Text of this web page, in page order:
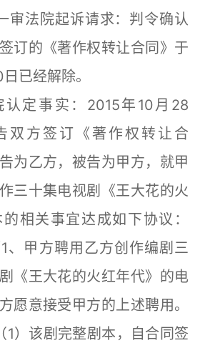
法院起诉请求：判令确认
订的《著作权转让合同》于
已经解除。
定事实：2015年10月28
双方签订《著作权转让合
为乙方，被告为甲方，就甲
三十集电视剧《王大花的火
相关事宜达成如下协议：
、甲方聘用乙方创作编剧三
《王大花的火红年代》的电
愿意接受甲方的上述聘用。
1）该剧完整剧本，自合同签